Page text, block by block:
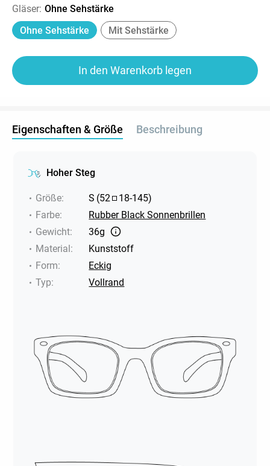
Gläser: Ohne Sehstärke
Ohne Sehstärke
Mit Sehstärke
In den Warenkorb legen
Eigenschaften & Größe Beschreibung
Hoher Steg
Größe: S (52 18-145)
Farbe:
Rubber Black Sonnenbrillen
Gewicht:
36g
Material:
Kunststoff
Form:
Eckig
Typ: Vollrand